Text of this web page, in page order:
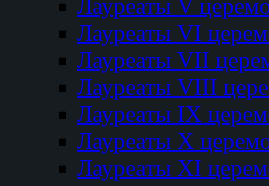
Лауреаты V
Лауреаты VI
Лауреаты VII
Лауреаты VIII
Лауреаты IX
Лауреаты Х
Лауреаты XI